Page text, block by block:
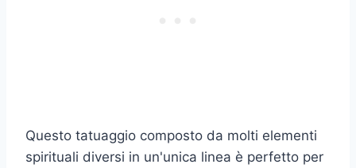
Questo tatuaggio composto da molti elementi
spirituali diversi in un'unica linea è perfetto per